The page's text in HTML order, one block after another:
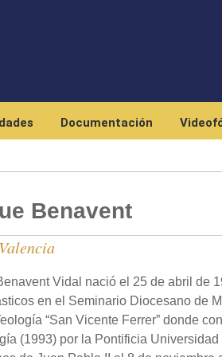
Documentación
Benavent
Vidal nació el 25 de abril de
en el Seminario Diocesano de
“San Vicente Ferrer” donde
(1993) por la Pontificia